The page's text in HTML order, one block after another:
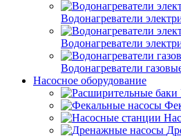
Водонагреватели
Водонагреватели
Водонагреватели
Насосное оборудование